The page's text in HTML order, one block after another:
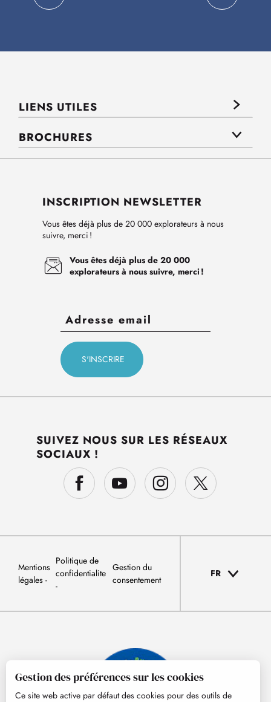
LIENS UTILES
BROCHURES
INSCRIPTION NEWSLETTER
Vous êtes déjà plus de 20 000 explorateurs à nous
suivre, merci !
Vous êtes déjà plus de 20 000
explorateurs à nous suivre, merci !
SUIVEZ NOUS SUR LES RÉSEAUX
SOCIAUX !
Mentions
légales
Politique de
confidentialite
Gestion du
consentement
FR
Gestion des préférences sur les cookies
Ce site web active par défaut des cookies pour des outils de